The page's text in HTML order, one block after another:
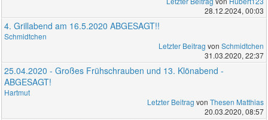
28.12.2024, 00:03
4. Grillabend am 16.5.2020 ABGESAGT!!
Schmidtchen
Letzter Beitrag von Schmidtchen
31.03.2020, 22:37
25.04.2020 - Großes Frühschrauben und 13. Klönabend -
ABGESAGT!
Hartmut
Letzter Beitrag von Thesen Matthias
20.03.2020, 08:57